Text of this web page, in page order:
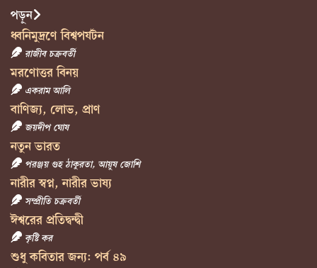
পড়ুন
ধ্বনিমুদ্রণে বিশ্বপর্যটন
রাজীব চক্রবর্তী
মরণোত্তর বিনয়
একরাম আলি
বাণিজ্য, লোভ, প্রাণ
জয়দীপ ঘোষ
নতুন ভারত
পরঞ্জয় গুহ ঠাকুরতা, আয়ুষ জোশি
নারীর স্বপ্ন, নারীর ভাষ্য
সম্প্রীতি চক্রবর্তী
ঈশ্বরের প্রতিদ্বন্দ্বী
কৃষ্টি কর
শুধু কবিতার জন্য: পর্ব ৪৯